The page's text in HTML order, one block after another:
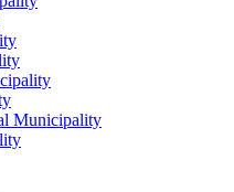
Municipality